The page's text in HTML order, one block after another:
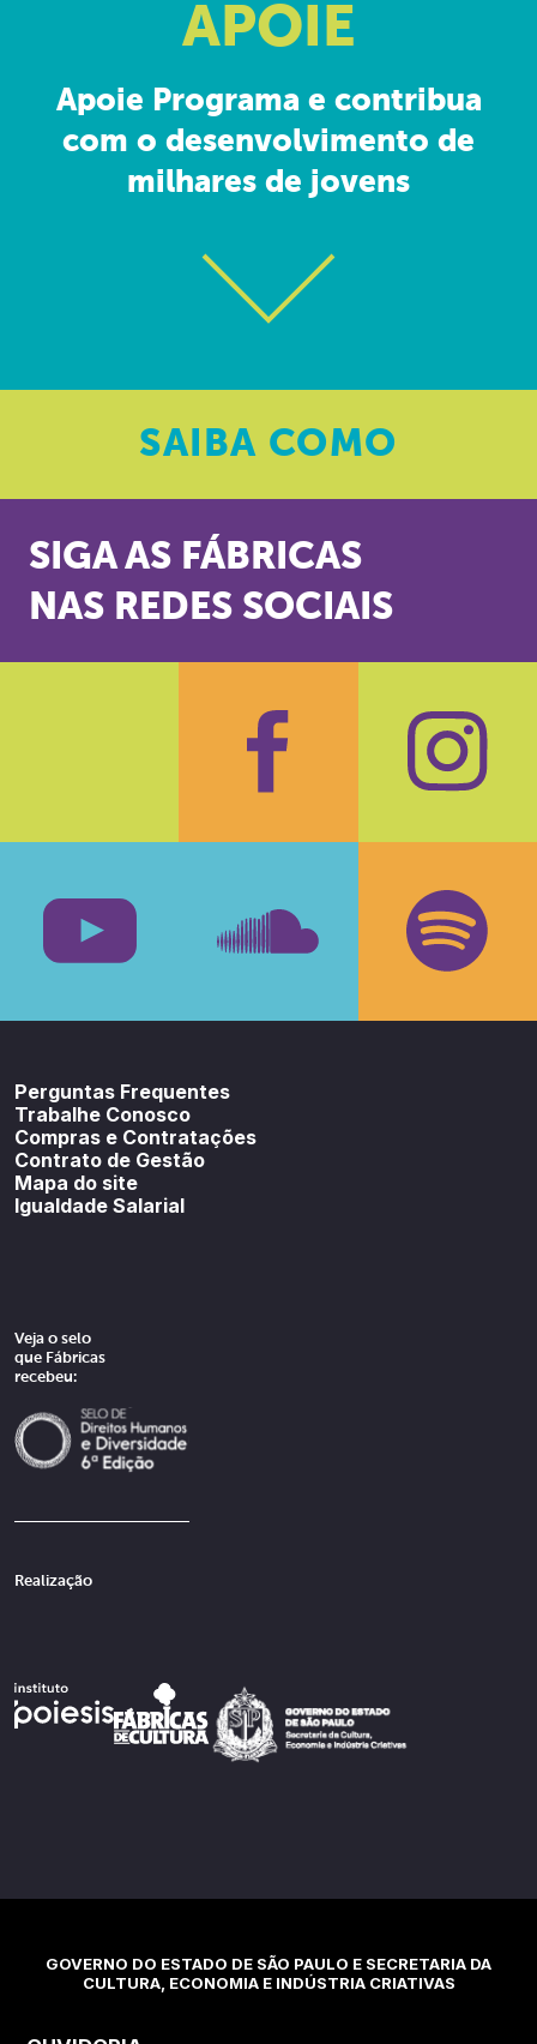
APOIE
Apoie Programa e contribua
com o desenvolvimento de
milhares de jovens
SAIBA COMO
SIGA AS FÁBRICAS
NAS REDES SOCIAIS
Facebook
Perguntas Frequentes
Trabalhe Conosco
Compras e Contratações
Contrato de Gestão
Mapa do site
Igualdade Salarial
Veja o selo
que Fábricas
recebeu:
Realização
GOVERNO DO ESTADO DE SÃO PAULO E SECRETARIA DA
CULTURA, ECONOMIA E INDÚSTRIA CRIATIVAS